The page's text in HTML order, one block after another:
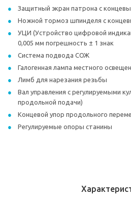
Защитный экран патрона с
Ножной тормоз шпинделя с
УЦИ (Устройство цифровой
0,005 мм погрешность ± 1 знак
Система подвода СОЖ
Галогенная лампа местного
Лимб для нарезания резьбы
Вал управления с регулируемыми
продольной подачи)
Концевой упор продольного
Регулируемые опоры станины